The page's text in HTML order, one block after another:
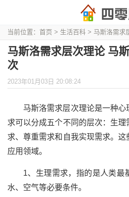
当前位置： 首页 > 生活百科 > 马斯洛需求
马斯洛需求层次理论 马
次
2023年01月03日 20:08:24
马斯洛需求层次理论是一种
求可以分成五个不同的层次：生
求、尊重需求和自我实现需求。
应用领域。
1、生理需求，指的是人类最
水、空气等必要条件。